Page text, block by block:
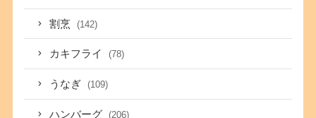
割烹 (142)
カキフライ (78)
うなぎ (109)
ハンバーグ (206)